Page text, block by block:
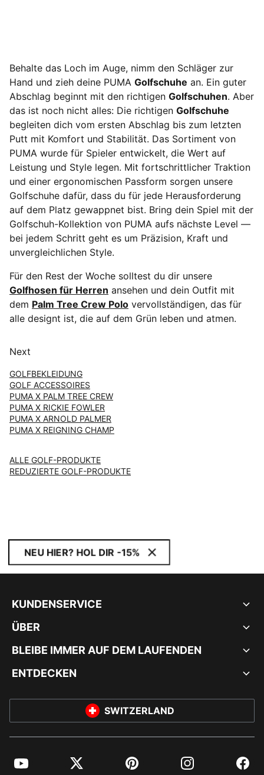
Behalte das Loch im Auge, nimm den Schläger zur
Hand und zieh deine PUMA Golfschuhe an. Ein guter
Abschlag beginnt mit den richtigen Golfschuhen. Aber
das ist noch nicht alles: Die richtigen Golfschuhe
begleiten dich vom ersten Abschlag bis zum letzten
Putt mit Komfort und Stabilität. Das Sortiment von
PUMA wurde für Spieler entwickelt, die Wert auf
Leistung und Style legen. Mit fortschrittlicher Traktion
und einer ergonomischen Passform sorgen unsere
Golfschuhe dafür, dass du für jede Herausforderung
auf dem Platz gewappnet bist. Bring dein Spiel mit der
Golfschuh-Kollektion von PUMA aufs nächste Level —
bei jedem Schritt geht es um Präzision, Kraft und
unvergleichlichen Style.
Für den Rest der Woche solltest du dir unsere
Golfhosen für Herren ansehen und dein Outfit mit
dem Palm Tree Crew Polo vervollständigen, das für
alle designt ist, die auf dem Grün leben und atmen.
Next
GOLFBEKLEIDUNG
GOLF ACCESSOIRES
PUMA X PALM TREE CREW
PUMA X RICKIE FOWLER
PUMA X ARNOLD PALMER
PUMA X REIGNING CHAMP
ALLE GOLF-PRODUKTE
REDUZIERTE GOLF-PRODUKTE
NEU HIER? HOL DIR -15%
KUNDENSERVICE
ÜBER
BLEIBE IMMER AUF DEM LAUFENDEN
ENTDECKEN
SWITZERLAND
YouTube Twitter Pinterest Instagram